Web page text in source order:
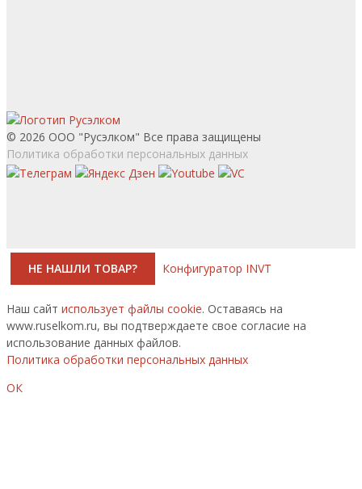
© 2026 ООО "Русэлком" Все права защищены
Политика обработки персональных данных
НЕ НАШЛИ ТОВАР? Конфигуратор INVT
Наш сайт использует файлы cookie. Оставаясь на
www.ruselkom.ru, вы подтверждаете свое согласие на
использование данных файлов.
Политика обработки персональных данных
ОК